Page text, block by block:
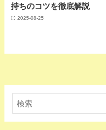
持ちのコツを徹底解説
2025-08-25